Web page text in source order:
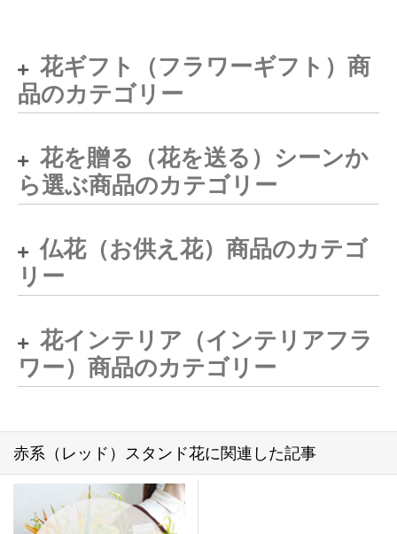
花ギフト（フラワーギフト）商
品のカテゴリー
花を贈る（花を送る）シーンか
ら選ぶ商品のカテゴリー
仏花（お供え花）商品のカテゴ
リー
花インテリア（インテリアフラ
ワー）商品のカテゴリー
赤系（レッド）スタンド花に関連した記事